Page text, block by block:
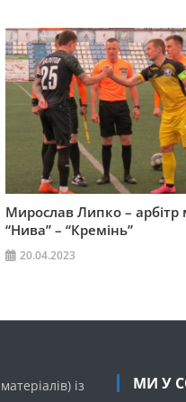
Мирослав Липко – арбітр
“Нива” – “Кремінь”
20.04.2023
із
МИ У